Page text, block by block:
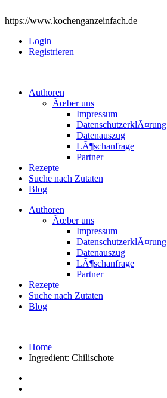
https://www.kochenganzeinfach.de
Login
Registrieren
Authoren
Ãœber uns
Impressum
DatenschutzerklÃ¤rung
Datenauszug
LÃ¶schanfrage
Partner
Rezepte
Suche nach Zutaten
Blog
Authoren
Ãœber uns
Impressum
DatenschutzerklÃ¤rung
Datenauszug
LÃ¶schanfrage
Partner
Rezepte
Suche nach Zutaten
Blog
Home
Ingredient: Chilischote